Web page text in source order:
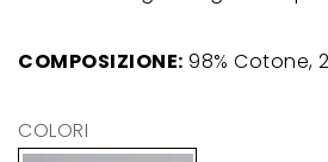
COMPOSIZIONE: 98% Cotone,
COLORI